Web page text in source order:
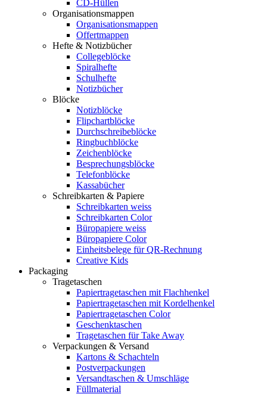
CD-Hüllen
Organisationsmappen
Organisationsmappen
Offertmappen
Hefte & Notizbücher
Collegeblöcke
Spiralhefte
Schulhefte
Notizbücher
Blöcke
Notizblöcke
Flipchartblöcke
Durchschreibeblöcke
Ringbuchblöcke
Zeichenblöcke
Besprechungsblöcke
Telefonblöcke
Kassabücher
Schreibkarten & Papiere
Schreibkarten weiss
Schreibkarten Color
Büropapiere weiss
Büropapiere Color
Einheitsbelege für QR-Rechnung
Creative Kids
Packaging
Tragetaschen
Papiertragetaschen mit Flachhenkel
Papiertragetaschen mit Kordelhenkel
Papiertragetaschen Color
Geschenktaschen
Tragetaschen für Take Away
Verpackungen & Versand
Kartons & Schachteln
Postverpackungen
Versandtaschen & Umschläge
Füllmaterial